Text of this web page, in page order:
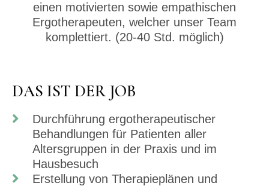
einen motivierten sowie empathischen
Ergotherapeuten, welcher unser Team
komplettiert. (20-40 Std. möglich)
DAS IST DER JOB
Durchführung ergotherapeutischer
Behandlungen für Patienten aller
Altersgruppen in der Praxis und im
Hausbesuch
Erstellung von Therapieplänen und